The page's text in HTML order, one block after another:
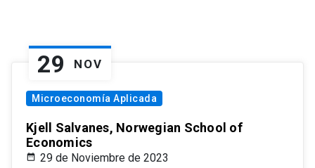
29 NOV
Microeconomía Aplicada
Kjell Salvanes, Norwegian School of
Economics
29 de Noviembre de 2023